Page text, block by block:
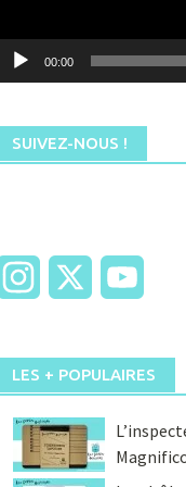
00:00
SUIVEZ-NOUS !
Instagram
LES + POPULAIRES